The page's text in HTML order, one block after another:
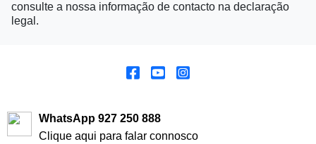
consulte a nossa informação de contacto na declaração
legal.
WhatsApp 927 250 888
Clique aqui para falar connosco